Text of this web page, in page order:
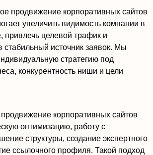
продвижение корпоративных сайтов
увеличить видимость компании в
привлечь целевой трафик и
стабильный источник заявок. Мы
стратегию под
конкурентность ниши и цели
корпоративных сайтов
оптимизацию, работу с
структуры, создание экспертного
ссылочного профиля. Такой подход